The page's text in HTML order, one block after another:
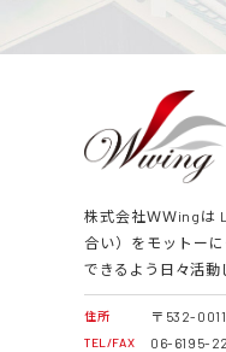
株式会社ＷＷingは
合い）をモットー
できるよう日々活動
住所 〒532-
TEL/FAX 06-6195-